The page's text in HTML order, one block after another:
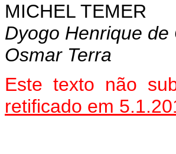
MICHEL TEMER
Dyogo Henrique de
Osmar Terra
Este texto não
retificado em